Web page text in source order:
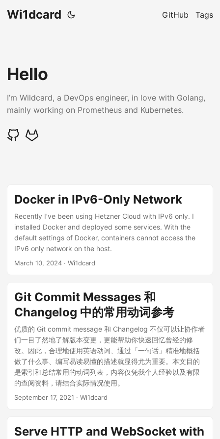
Wi1dcard GitHub Tags
Hello
I’m Wildcard, a DevOps engineer, in love with Golang,
mainly working on Prometheus and Kubernetes.
Docker in IPv6-Only Network
Recently I’ve been using Hetzner Cloud with IPv6 only. I
installed Docker and deployed some services. With the
default settings of Docker, containers cannot access the
IPv6 only network on the host.
March 10, 2024 · Wi1dcard
Git Commit Messages 和
Changelog 中的常用动词参考
优质的 Git commit message 和 Changelog 不仅可以让协作者
们一目了然地了解版本变更，更能帮助你快速回忆曾经的修
改。因此，合理地使用英语动词、通过「一句话」精准地概括
做了什么事、编写易读易懂的描述就显得尤为重要。本文目的
是索引和总结常用的动词列表，内容仅凭我个人经验以及有限
的查阅资料，请结合实际情况使用。
September 17, 2021 · Wi1dcard
Serve HTTP and WebSocket with